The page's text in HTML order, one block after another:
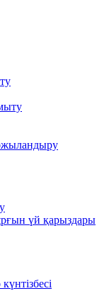
үй қарыздары